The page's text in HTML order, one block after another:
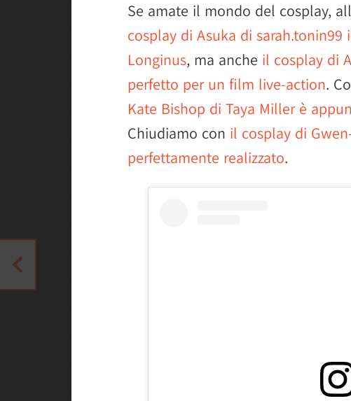
Se amate il mondo del cosplay,
cosplay di Asuka di sarah.tonin99
Longinus, ma anche il cosplay di
perfetto per un film live-action.
Kate Bishop di Taya Miller è
Chiudiamo con il cosplay di
perfettamente realizzato.